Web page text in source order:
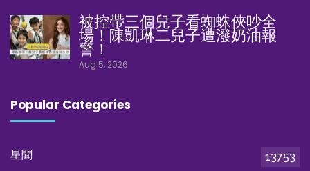
被控帶三個兒子看蜘蛛俠吵全
場！陳凱琳二兒子遭潑奶油報
警！
Aug 5, 2026
Popular Categories
星聞
13753